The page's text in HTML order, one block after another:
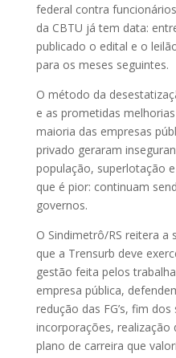
federal contra
da CBTU já tem data:
publicado o edital e o
para os meses seguintes.
O método da
e as prometidas
maioria das empresas
privado geraram
população, superlotação
que é pior: continuam
governos.
O Sindimetrô/RS reitera
que a Trensurb deve
gestão feita pelos
empresa pública,
redução das FG’s, fim
incorporações, realização
plano de carreira que